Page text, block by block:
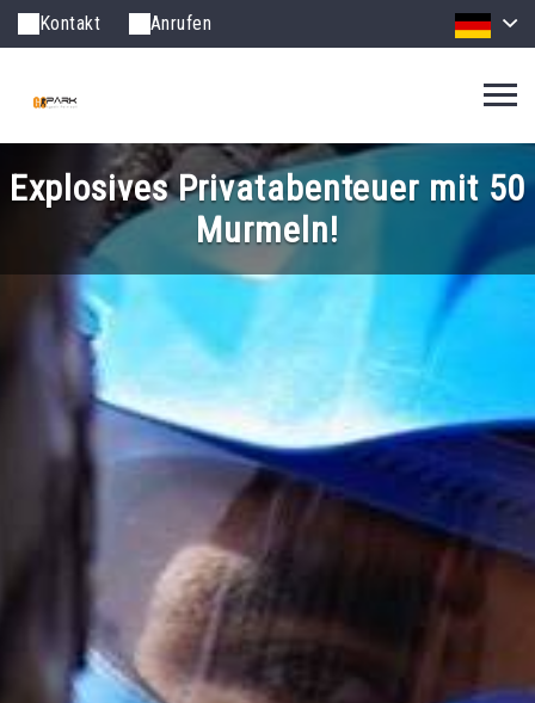
Kontakt Anrufen
Explosives Privatabenteuer mit 50
Murmeln!